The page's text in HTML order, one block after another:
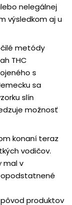
nelegálnej
výsledkom aj u
metódy
THC
s
sa
slín
možnosť
konaní teraz
vodičov.
mal v
produktov